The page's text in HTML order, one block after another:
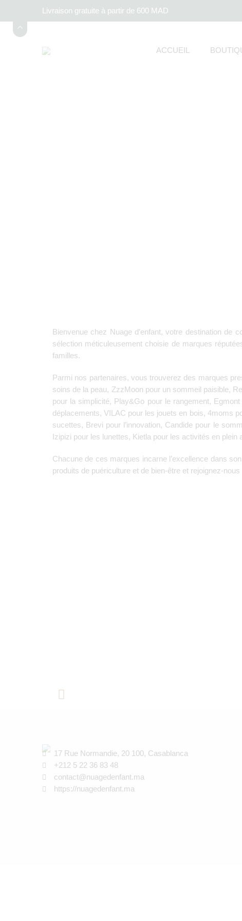
Livraison gratuite à partir de 600 MAD
ACCUEIL
Bienvenue chez Nuage d’enfant, votre destination de
sélection méticuleusement choisie de marques
familles.
Parmi nos partenaires, vous trouverez des marques
soins de la peau, ZzzMoon pour un sommeil paisible,
pour la simplicité, Play&Go pour le rangement, Egmont
déplacements,VILAC pour les jouets en bois, 4moms
sucettes, Brevi pour l’innovation, Candide pour le
Izipizi pour les lunettes, Kietla pour les activités en plein
Chacune de ces marques incarne l’excellence dans
produits de puériculture et de bien-être et rejoignez-
17 Rue Normandie, 20 100, Casablanca
+212 5 22 36 83 48
contact@nuagedenfant.ma
https://nuagedenfant.ma